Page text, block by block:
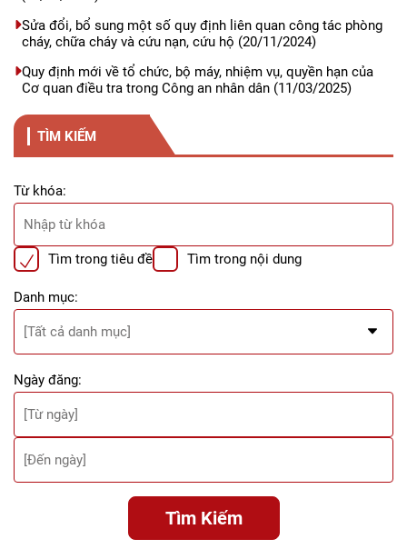
Sửa đổi, bổ sung một số quy định liên quan công tác phòng
cháy, chữa cháy và cứu nạn, cứu hộ (20/11/2024)
Quy định mới về tổ chức, bộ máy, nhiệm vụ, quyền hạn của
Cơ quan điều tra trong Công an nhân dân(11/03/2025)
TÌM KIẾM
Từ khóa:
Tìm trong tiêu đề Tìm trong nội dung
Danh mục:
Ngày đăng:
Tìm Kiếm